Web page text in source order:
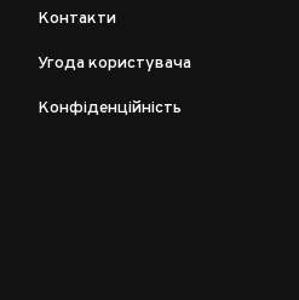
Контакти
Угода користувача
Конфіденційність